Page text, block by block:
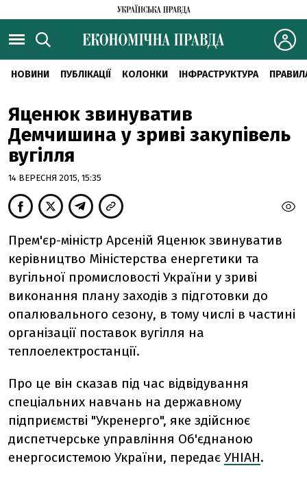
НОВИНИ ПУБЛІКАЦІЇ КОЛОНКИ ІНФРАСТРУКТУРА
Яценюк звинуватив
Демчишина у зриві закупівель
вугілля
14 ВЕРЕСНЯ 2015, 15:35
Прем'єр-міністр Арсеній Яценюк звинуватив
керівництво Міністерства енергетики та
вугільної промисловості України у зриві
виконання плану заходів з підготовки до
опалювального сезону, в тому числі в частині
організації поставок вугілля на
теплоелектростанції.
Про це він сказав під час відвідування
спеціальних навчань на державному
підприємстві "Укренерго", яке здійснює
диспетчерське управління Об'єднаною
енергосистемою України, передає УНІАН.